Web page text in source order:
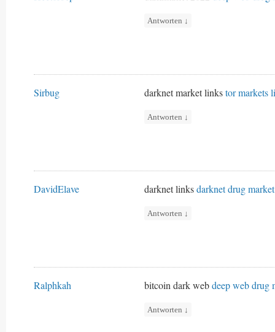
Antworten ↓
Sirbug darknet market linkstor markets
Antworten ↓
DavidElave darknet linksdarknet drug market
Antworten ↓
Ralphkah bitcoin dark webdeep web drug
Antworten ↓